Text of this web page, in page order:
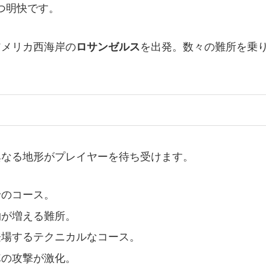
快です。
リカ西海岸のロサンゼルスを出発。数々の難所を乗
る地形がプレイヤーを待ち受けます。
コース。
増える難所。
するテクニカルなコース。
攻撃が激化。